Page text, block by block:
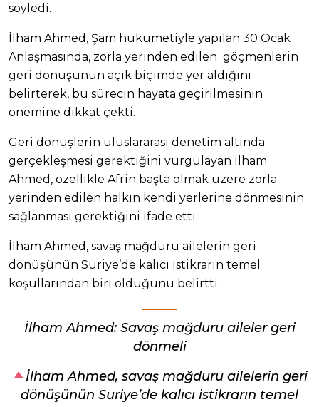
söyledi.
İlham Ahmed, Şam hükümetiyle yapılan 30 Ocak
Anlaşmasında, zorla yerinden edilen göçmenlerin
geri dönüşünün açık biçimde yer aldığını
belirterek, bu sürecin hayata geçirilmesinin
önemine dikkat çekti.
Geri dönüşlerin uluslararası denetim altında
gerçekleşmesi gerektiğini vurgulayan İlham
Ahmed, özellikle Afrin başta olmak üzere zorla
yerinden edilen halkın kendi yerlerine dönmesinin
sağlanması gerektiğini ifade etti.
İlham Ahmed, savaş mağduru ailelerin geri
dönüşünün Suriye’de kalıcı istikrarın temel
koşullarından biri olduğunu belirtti.
İlham Ahmed: Savaş mağduru aileler geri
dönmeli
İlham Ahmed, savaş mağduru ailelerin geri
dönüşünün Suriye’de kalıcı istikrarın temel